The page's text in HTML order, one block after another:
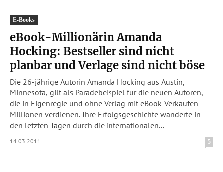
E-Books
eBook-Millionärin Amanda
Hocking: Bestseller sind nicht
planbar und Verlage sind nicht böse
Die 26-jährige Autorin Amanda Hocking aus Austin,
Minnesota, gilt als Paradebeispiel für die neuen Autoren,
die in Eigenregie und ohne Verlag mit eBook-Verkäufen
Millionen verdienen. Ihre Erfolgsgeschichte wanderte in
den letzten Tagen durch die internationalen...
14.03.2011 5